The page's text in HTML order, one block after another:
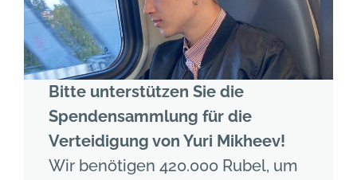
Bitte unterstützen Sie die
Spendensammlung für die
Verteidigung von Yuri Mikheev!
Wir benötigen 420.000 Rubel, um